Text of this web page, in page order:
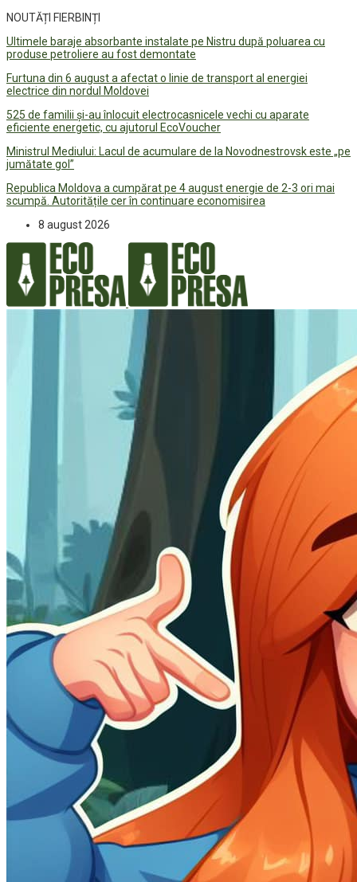
NOUTĂȚI FIERBINȚI
Ultimele baraje absorbante instalate pe Nistru după poluarea cu
produse petroliere au fost demontate
Furtuna din 6 august a afectat o linie de transport al energiei
electrice din nordul Moldovei
525 de familii și-au înlocuit electrocasnicele vechi cu aparate
eficiente energetic, cu ajutorul EcoVoucher
Ministrul Mediului: Lacul de acumulare de la Novodnestrovsk este „pe
jumătate gol”
Republica Moldova a cumpărat pe 4 august energie de 2-3 ori mai
scumpă. Autoritățile cer în continuare economisirea
8 august 2026